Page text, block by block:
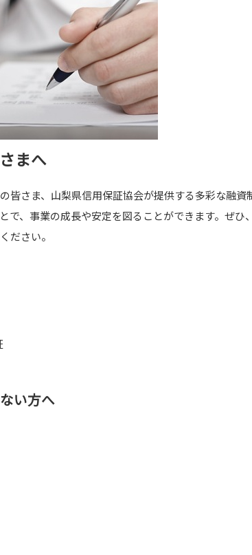
まへ
皆さま、山梨県信用保証協会が提供する多彩な融資
で、事業の成長や安定を図ることができます。ぜひ
ださい。
い方へ